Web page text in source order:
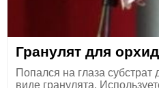
Гранулят для
Попался на глаза субстрат
виде гранулята.